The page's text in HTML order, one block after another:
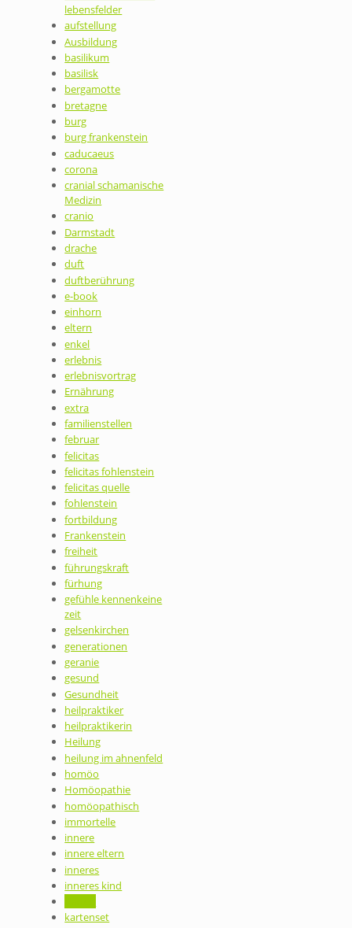
lebensfelder
aufstellung
Ausbildung
basilikum
basilisk
bergamotte
bretagne
burg
burg frankenstein
caducaeus
corona
cranial schamanische
Medizin
cranio
Darmstadt
drache
duft
duftberührung
e-book
einhorn
eltern
enkel
erlebnis
erlebnisvortrag
Ernährung
extra
familienstellen
februar
felicitas
felicitas fohlenstein
felicitas quelle
fohlenstein
fortbildung
Frankenstein
freiheit
führungskraft
fürhung
gefühle kennenkeine
zeit
gelsenkirchen
generationen
geranie
gesund
Gesundheit
heilpraktiker
heilpraktikerin
Heilung
heilung im ahnenfeld
homöo
Homöopathie
homöopathisch
immortelle
innere
innere eltern
inneres
inneres kind
kartenset